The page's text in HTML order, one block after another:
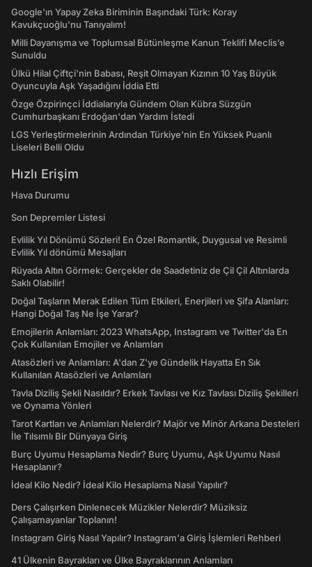
Google'ın Yapay Zeka Biriminin Başındaki Türk: Koray
Kavukçuoğlu'nu Tanıyalım!
Milli Dayanışma ve Toplumsal Bütünleşme Kanun Teklifi Meclis’e
Sunuldu
Ülkü Hilal Çiftçi'nin Babası, Reşit Olmayan Kızının 10 Yaş Büyük
Oyuncuyla Aşk Yaşadığını İddia Etti
Özge Özpirinçci İddialarıyla Gündem Olan Kübra Süzgün
Cumhurbaşkanı Erdoğan'dan Yardım İstedi
LGS Yerleştirmelerinin Ardından Türkiye'nin En Yüksek Puanlı
Liseleri Belli Oldu
Hızlı Erişim
Hava Durumu
Son Depremler Listesi
Evlilik Yıl Dönümü Sözleri! En Özel Romantik, Duygusal ve Resimli
Evlilik Yıl dönümü Mesajları
Rüyada Altın Görmek: Gerçekler de Saadetiniz de Çil Çil Altınlarda
Saklı Olabilir!
Doğal Taşların Merak Edilen Tüm Etkileri, Enerjileri ve Şifa Alanları:
Hangi Doğal Taş Ne İşe Yarar?
Emojilerin Anlamları: 2023 WhatsApp, Instagram ve Twitter'da En
Çok Kullanılan Emojiler ve Anlamları
Atasözleri ve Anlamları: A'dan Z'ye Gündelik Hayatta En Sık
Kullanılan Atasözleri ve Anlamları
Tavla Diziliş Şekli Nasıldır? Erkek Tavlası ve Kız Tavlası Diziliş Şekilleri
ve Oynama Yönleri
Tarot Kartları ve Anlamları Nelerdir? Majör ve Minör Arkana Desteleri
İle Tılsımlı Bir Dünyaya Giriş
Burç Uyumu Hesaplama Nedir? Burç Uyumu, Aşk Uyumu Nasıl
Hesaplanır?
İdeal Kilo Nedir? İdeal Kilo Hesaplama Nasıl Yapılır?
Ders Çalışırken Dinlenecek Müzikler Nelerdir? Müziksiz
Çalışamayanlar Toplanın!
Instagram Giriş Nasıl Yapılır? Instagram'a Giriş İşlemleri Rehberi
41 Ülkenin Bayrakları ve Ülke Bayraklarının Anlamları